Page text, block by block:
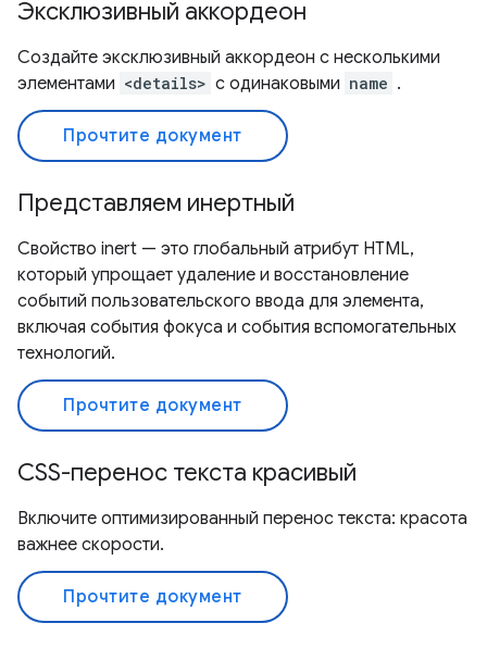
Эксклюзивный аккордеон
Создайте эксклюзивный аккордеон с несколькими
элементами <details> с одинаковыми name .
Прочтите документ
Представляем инертный
Свойство inert — это глобальный атрибут HTML,
который упрощает удаление и восстановление
событий пользовательского ввода для элемента,
включая события фокуса и события вспомогательных
технологий.
Прочтите документ
CSS-перенос текста красивый
Включите оптимизированный перенос текста: красота
важнее скорости.
Прочтите документ